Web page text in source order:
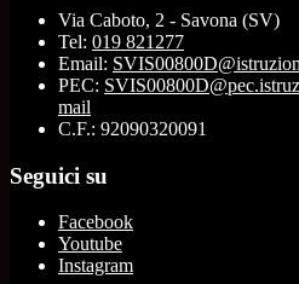
Via Caboto, 2 - Savona (SV)
Tel: 019 821277
Email:
PEC:
mail
C.F.: 92090320091
Seguici su
Facebook
Youtube
Instagram